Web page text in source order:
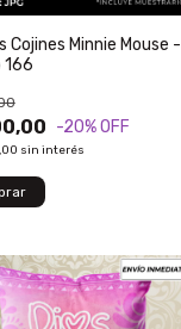
Cojines Minnie Mouse -
166
-20% OFF
sin interés